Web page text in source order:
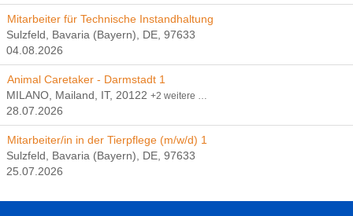
Mitarbeiter für Technische Instandhaltung
Sulzfeld, Bavaria (Bayern), DE, 97633
04.08.2026
Animal Caretaker - Darmstadt 1
MILANO, Mailand, IT, 20122 +2 weitere …
28.07.2026
Mitarbeiter/in in der Tierpflege (m/w/d) 1
Sulzfeld, Bavaria (Bayern), DE, 97633
25.07.2026